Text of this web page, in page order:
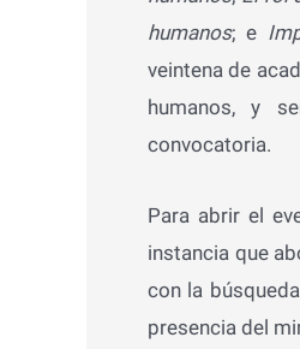
humanos; e
veintena de
humanos, y
convocatoria.
Para abrir el
instancia que
con la
presencia del